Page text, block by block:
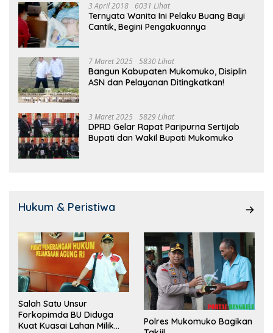
3 April 2018 6031 Lihat
Ternyata Wanita Ini Pelaku Buang Bayi
Cantik, Begini Pengakuannya
7 Maret 2025 5830 Lihat
Bangun Kabupaten Mukomuko, Disiplin
ASN dan Pelayanan Ditingkatkan!
3 Maret 2025 5829 Lihat
DPRD Gelar Rapat Paripurna Sertijab
Bupati dan Wakil Bupati Mukomuko
Hukum & Peristiwa
Salah Satu Unsur
Forkopimda BU Diduga
Kuat Kuasai Lahan Milik
Polres Mukomuko Bagikan